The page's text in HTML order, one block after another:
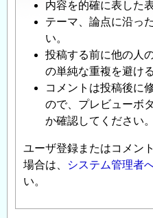
内容を的確に表した
テーマ、論点に沿っ
い。
投稿する前に他の人
の単純な重複を避け
コメントは投稿後に
ので、プレビューボ
か確認してください。
ユーザ登録またはコメン
場合は、
システム管理者
い。